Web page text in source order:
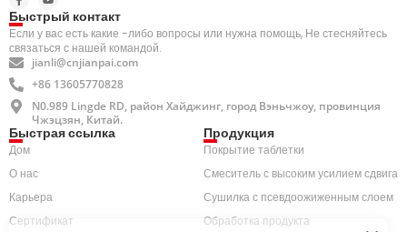
Быстрая ссылка
Дом
О нас
Карьера
Сертификат
Продукция
Покрытие таблетки
Смеситель с высоким усилием сдвига
Сушилка с псевдоожиженным слоем
Обработка продукта
Быстрый контакт
Если у вас есть какие -либо вопросы или нужна помощь, Не стесняйтесь
связаться с нашей командой.
jianli@cnjianpai.com
+86 13605770828
N0.989 Lingde RD, район Хайджинг, город Вэньчжоу, провинция
Чжэцзян, Китай.